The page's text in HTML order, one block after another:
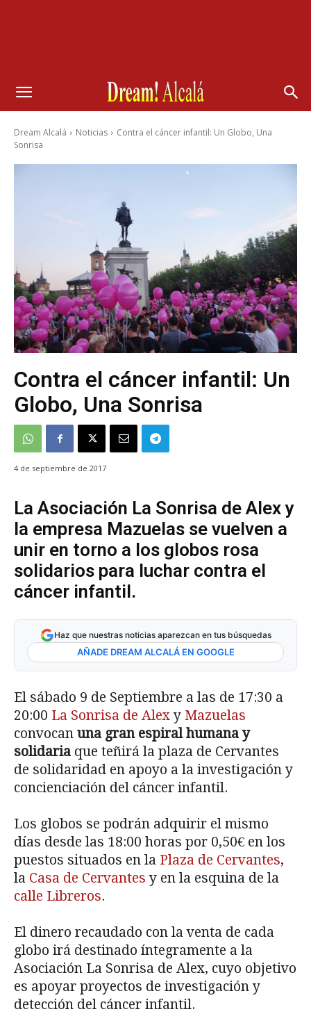
Dream Alcalá Noticias
Contra el cáncer infantil: Un Globo, Una
Sonrisa
Contra el cáncer infantil: Un
Globo, Una Sonrisa
4 de septiembre de 2017
La Asociación La Sonrisa de Alex y
la empresa Mazuelas se vuelven a
unir en torno a los globos rosa
solidarios para luchar contra el
cáncer infantil.
Haz que nuestras noticias aparezcan en tus búsquedas
AÑADE DREAM ALCALÁ EN GOOGLE
El sábado 9 de Septiembre a las de 17:30 a
20:00 La Sonrisa de Alexy Mazuelas
convocan una gran espiral humana y
solidaria que teñirá la plaza de Cervantes
de solidaridad en apoyo a la investigación y
concienciación del cáncer infantil.
Los globos se podrán adquirir el mismo
días desde las 18:00 horas por 0,50€ en los
puestos situados en la Plaza de Cervantes,
la Casa de Cervantes y en la esquina de la
calle Libreros.
El dinero recaudado con la venta de cada
globo irá destinado íntegramente a la
Asociación La Sonrisa de Alex, cuyo objetivo
es apoyar proyectos de investigación y
detección del cáncer infantil.